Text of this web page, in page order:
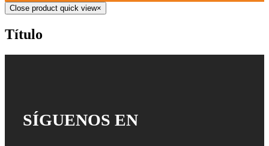
Close product quick view×
Título
SÍGUENOS EN